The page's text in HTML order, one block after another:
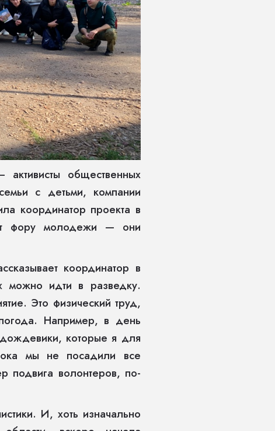
общественных
с детьми, компании
координатор проекта в
фору молодежи — они
координатор в
идти в разведку.
Это физический труд,
Например, в день
которые я для
мы не посадили все
подвига волонтеров, по-
И, хоть изначально